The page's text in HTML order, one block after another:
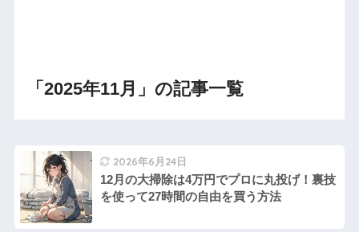
「2025年11月」の記事一覧
2026年6月24日
12月の大掃除は4万円でプロに丸投げ！裏技
を使って27時間の自由を買う方法